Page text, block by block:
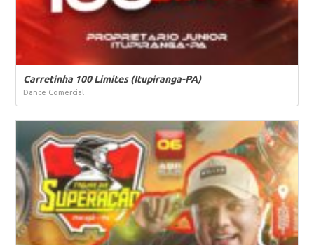
Carretinha 100 Limites (Itupiranga-PA)
Dance Comercial